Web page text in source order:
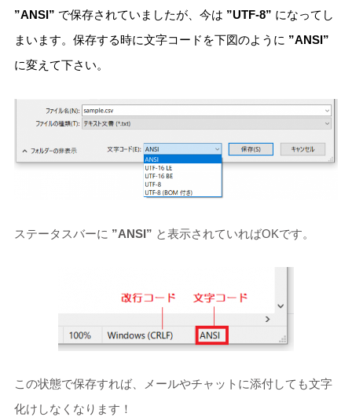
”ANSI” で保存されていましたが、今は ”UTF-8” になってし
まいます。保存する時に文字コードを下図のように ”ANSI”
に変えて下さい。
ステータスバーに ”ANSI” と表示されていればOKです。
この状態で保存すれば、メールやチャットに添付しても文字
化けしなくなります！